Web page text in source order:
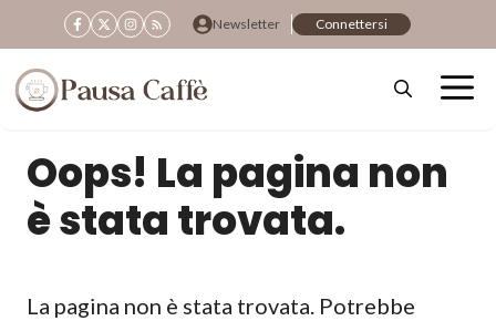
al
contenuto
Newsletter Connettersi
Oops! La pagina non
è stata trovata.
La pagina non è stata trovata. Potrebbe